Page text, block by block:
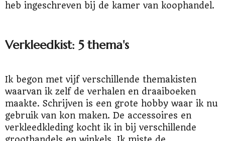
heb ingeschreven bij de kamer van koophandel.
Verkleedkist: 5 thema's
Ik begon met vijf verschillende themakisten
waarvan ik zelf de verhalen en draaiboeken
maakte. Schrijven is een grote hobby waar ik nu
gebruik van kon maken. De accessoires en
verkleedkleding kocht ik in bij verschillende